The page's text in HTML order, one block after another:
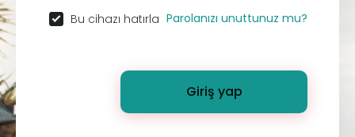
Bu cihazı hatırla Parolanızı unuttunuz mu?
Giriş yap